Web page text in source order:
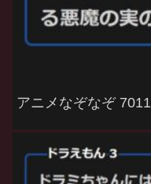
アニメなぞなぞ 7011